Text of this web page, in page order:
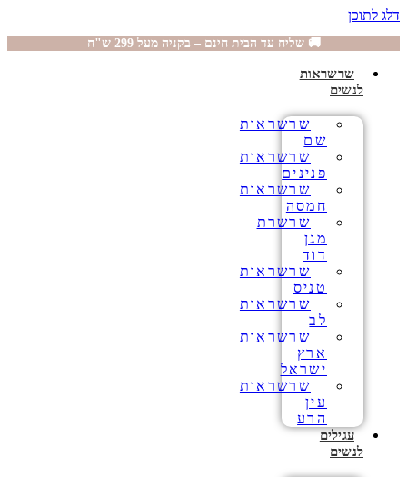
דלג לתוכן
🚚 שליח עד הבית חינם – בקניה מעל 299 ש"ח
שרשראות
לנשים
שרשראות
שם
שרשראות
פנינים
שרשראות
חמסה
שרשרת
מגן
דוד
שרשראות
טניס
שרשראות
לב
שרשראות
ארץ
ישראל
שרשראות
עין
הרע
עגילים
לנשים